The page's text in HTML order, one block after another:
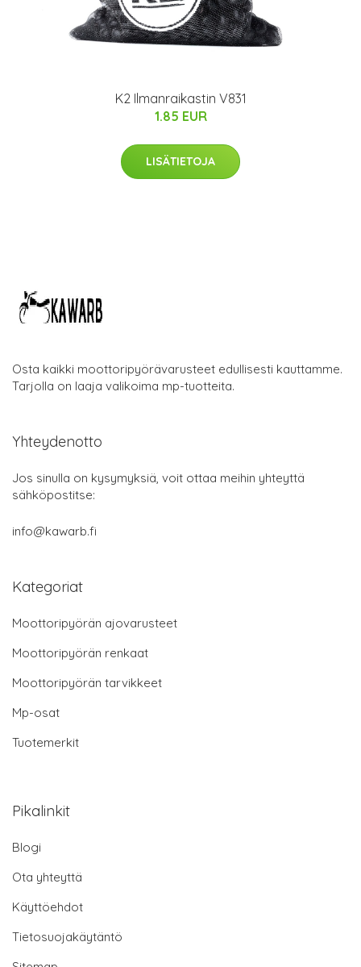
K2 Ilmanraikastin V831
1.85 EUR
LISÄTIETOJA
Osta kaikki moottoripyörävarusteet edullisesti kauttamme.
Tarjolla on laaja valikoima mp-tuotteita.
Yhteydenotto
Jos sinulla on kysymyksiä, voit ottaa meihin yhteyttä
sähköpostitse:
info@kawarb.fi
Kategoriat
Moottoripyörän ajovarusteet
Moottoripyörän renkaat
Moottoripyörän tarvikkeet
Mp-osat
Tuotemerkit
Pikalinkit
Blogi
Ota yhteyttä
Käyttöehdot
Tietosuojakäytäntö